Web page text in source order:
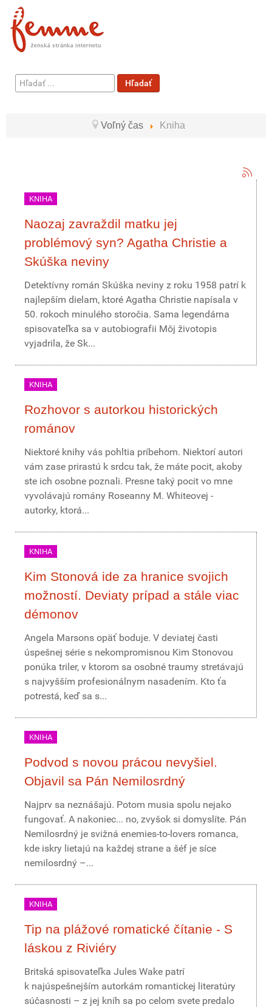
Hľadať
...
Hľadať
Voľný čas Kniha
KNIHA
Naozaj zavraždil matku jej
problémový syn? Agatha Christie a
Skúška neviny
Detektívny román Skúška neviny z roku 1958 patrí k
najlepším dielam, ktoré Agatha Christie napísala v
50. rokoch minulého storočia. Sama legendárna
spisovateľka sa v autobiografii Môj životopis
vyjadrila, že Sk...
KNIHA
Rozhovor s autorkou historických
románov
Niektoré knihy vás pohltia príbehom. Niektorí autori
vám zase prirastú k srdcu tak, že máte pocit, akoby
ste ich osobne poznali. Presne taký pocit vo mne
vyvolávajú romány Roseanny M. Whiteovej -
autorky, ktorá...
KNIHA
Kim Stonová ide za hranice svojich
možností. Deviaty prípad a stále viac
démonov
Angela Marsons opäť boduje. V deviatej časti
úspešnej série s nekompromisnou Kim Stonovou
ponúka triler, v ktorom sa osobné traumy stretávajú
s najvyšším profesionálnym nasadením. Kto ťa
potrestá, keď sa s...
KNIHA
Podvod s novou prácou nevyšiel.
Objavil sa Pán Nemilosrdný
Najprv sa neznášajú. Potom musia spolu nejako
fungovať. A nakoniec... no, zvyšok si domyslíte. Pán
Nemilosrdný je svižná enemies-to-lovers romanca,
kde iskry lietajú na každej strane a šéf je síce
nemilosrdný –...
KNIHA
Tip na plážové romatické čítanie - S
láskou z Riviéry
Britská spisovateľka Jules Wake patrí
k najúspešnejším autorkám romantickej literatúry
súčasnosti – z jej kníh sa po celom svete predalo